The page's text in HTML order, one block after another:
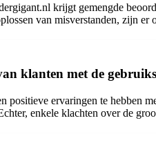
krijgt gemengde
van misverstanden, zijn
klanten met de
positieve ervaringen te hebben
enkele klachten over de